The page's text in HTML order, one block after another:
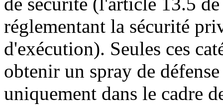
réglementant la sécurité
d'exécution). Seules ces
obtenir un spray de
uniquement dans le cadre